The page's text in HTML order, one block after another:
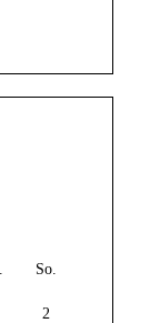
So.
2